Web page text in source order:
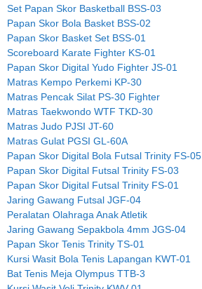
Set Papan Skor Basketball BSS-03
Papan Skor Bola Basket BSS-02
Papan Skor Basket Set BSS-01
Scoreboard Karate Fighter KS-01
Papan Skor Digital Yudo Fighter JS-01
Matras Kempo Perkemi KP-30
Matras Pencak Silat PS-30 Fighter
Matras Taekwondo WTF TKD-30
Matras Judo PJSI JT-60
Matras Gulat PGSI GL-60A
Papan Skor Digital Bola Futsal Trinity FS-05
Papan Skor Digital Futsal Trinity FS-03
Papan Skor Digital Futsal Trinity FS-01
Jaring Gawang Futsal JGF-04
Peralatan Olahraga Anak Atletik
Jaring Gawang Sepakbola 4mm JGS-04
Papan Skor Tenis Trinity TS-01
Kursi Wasit Bola Tenis Lapangan KWT-01
Bat Tenis Meja Olympus TTB-3